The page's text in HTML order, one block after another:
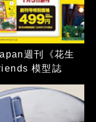
週刊《花生
模型誌